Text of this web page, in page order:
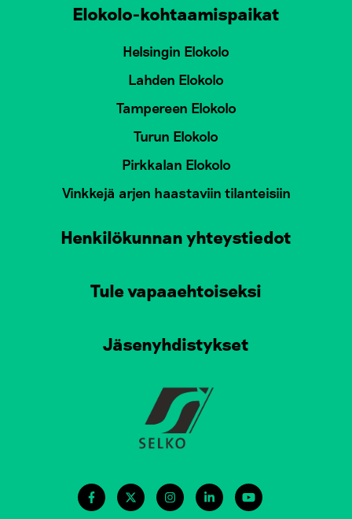
Elokolo-kohtaamispaikat
Helsingin Elokolo
Lahden Elokolo
Tampereen Elokolo
Turun Elokolo
Pirkkalan Elokolo
Vinkkejä arjen haastaviin tilanteisiin
Henkilökunnan yhteystiedot
Tule vapaaehtoiseksi
Jäsenyhdistykset